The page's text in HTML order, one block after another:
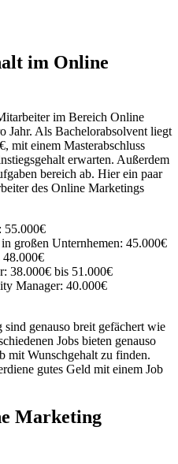
im Online
im Bereich Online
Jahr. Als Bachelorabsolvent liegt
mit einem Masterabschluss
erwarten. Außerdem
bereich ab. Hier ein paar
des Online Marketings
55.000€
großen Unternhemen: 45.000€
48.000€
38.000€ bis 51.000€
Manager: 40.000€
genauso breit gefächert wie
Jobs bieten genauso
mit Wunschgehalt zu finden.
gutes Geld mit einem Job
Marketing